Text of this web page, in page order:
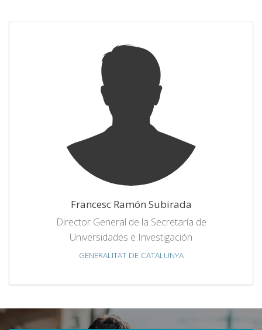
Francesc Ramón Subirada
Director General de la Secretaría de
Universidades e Investigación
GENERALITAT DE CATALUNYA